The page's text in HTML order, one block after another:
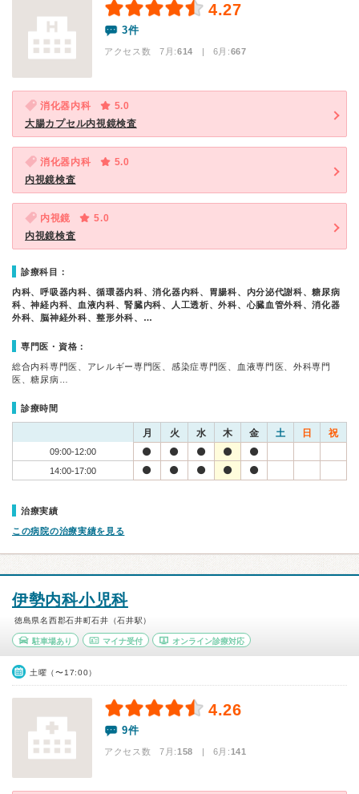
4.27
3件
アクセス数 7月:614 | 6月:667
消化器内科
5.0
大腸カプセル内視鏡検査
消化器内科
5.0
内視鏡検査
内視鏡
5.0
内視鏡検査
診療科目：
内科、呼吸器内科、循環器内科、消化器内科、胃腸科、内分泌代謝科、糖尿病
科、神経内科、血液内科、腎臓内科、人工透析、外科、心臓血管外科、消化器
外科、脳神経外科、整形外科、…
専門医・資格：
総合内科専門医、アレルギー専門医、感染症専門医、血液専門医、外科専門
医、糖尿病…
診療時間
月 火 水 木 金 土 日 祝
09:00-12:00
14:00-17:00
治療実績
この病院の治療実績を見る
伊勢内科小児科
徳島県名西郡石井町石井（石井駅）
駐車場あり マイナ受付 オンライン診療対応
土曜（〜17:00）
4.26
9件
アクセス数 7月:158 | 6月:141